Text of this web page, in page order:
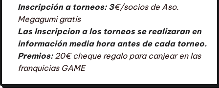
Inscripción a torneos: 3€/socios de Aso.
Megagumi gratis
Las Inscripcion a los torneos se realizaran en
información media hora antes de cada torneo.
Premios: 20€ cheque regalo para canjear en las
franquicias GAME